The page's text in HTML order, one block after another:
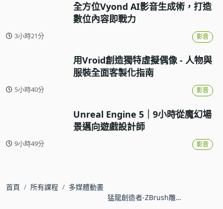
全方位Vyond AI影音生成術，打造
數位內容即戰力
3小時21分 影音
用Vroid創造獨特虛擬偶像 - 人物與
服裝全面客製化指南
5小時40分 影音
Unreal Engine 5｜9小時從魔幻場
景邁向遊戲設計師
9小時49分 影音
首頁 所有課程
多媒體動畫
猛龍創造者-ZBrush雕刻